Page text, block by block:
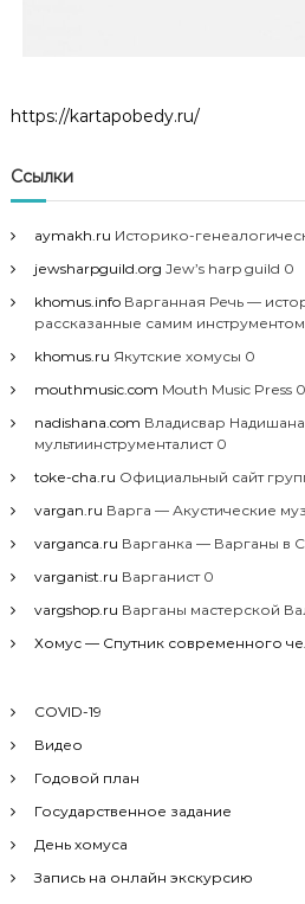
https://kartapobedy.ru/
Ссылки
aymakh.ru Историко-
jewsharpguild.org Jew’s harp guild 0
khomus.infoВарганная Речь —
рассказанные самим
khomus.ru Якутские хомусы 0
mouthmusic.com Mouth Music Press 0
nadishana.com Владисвар
мультиинструменталист 0
toke-cha.ru Официальный сайт
vargan.ru Варга — Акустические
varganca.ru Варганка — Варганы в
varganist.ru Варганист 0
vargshop.ru Варганы мастерской
Хомус — Спутник современного
COVID-19
Видео
Годовой план
Государственное задание
День хомуса
Запись на онлайн экскурсию